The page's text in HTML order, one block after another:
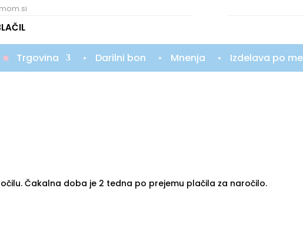
Trgovina Darilni bon Mnenja Izdelava po
Čakalna doba je 2 tedna po prejemu plačila za naročilo.